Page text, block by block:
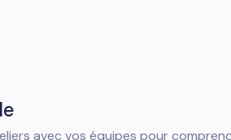
avec vos équipes pour